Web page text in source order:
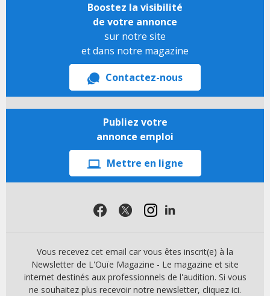
Boostez la visibilité
de votre annonce
sur notre site
et dans notre magazine
Contactez-nous
Publiez votre
annonce emploi
Mettre en ligne
Vous recevez cet email car vous êtes inscrit(e) à la
Newsletter de L'Ouïe Magazine - Le magazine et site
internet destinés aux professionnels de l'audition. Si vous
ne souhaitez plus recevoir notre newsletter, cliquez ici.